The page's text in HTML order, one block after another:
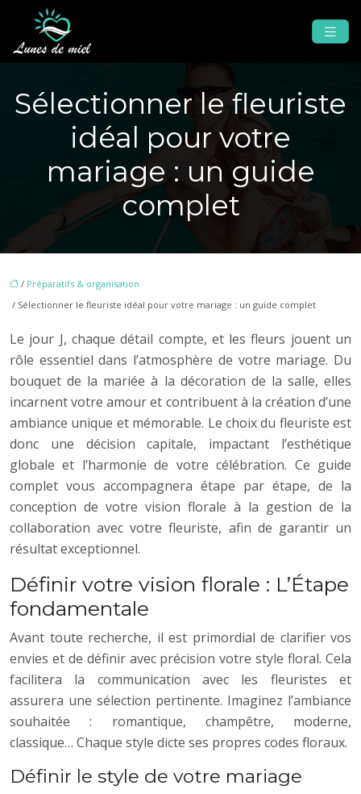
Sélectionner le fleuriste
idéal pour votre
mariage : un guide
complet
/ Préparatifs & organisation
/ Sélectionner le fleuriste idéal pour votre mariage : un guide complet
Le jour J, chaque détail compte, et les fleurs jouent un
rôle essentiel dans l’atmosphère de votre mariage. Du
bouquet de la mariée à la décoration de la salle, elles
incarnent votre amour et contribuent à la création d’une
ambiance unique et mémorable. Le choix du fleuriste est
donc une décision capitale, impactant l’esthétique
globale et l’harmonie de votre célébration. Ce guide
complet vous accompagnera étape par étape, de la
conception de votre vision florale à la gestion de la
collaboration avec votre fleuriste, afin de garantir un
résultat exceptionnel.
Définir votre vision florale : L’Étape
fondamentale
Avant toute recherche, il est primordial de clarifier vos
envies et de définir avec précision votre style floral. Cela
facilitera la communication avec les fleuristes et
assurera une sélection pertinente. Imaginez l’ambiance
souhaitée : romantique, champêtre, moderne,
classique… Chaque style dicte ses propres codes floraux.
Définir le style de votre mariage